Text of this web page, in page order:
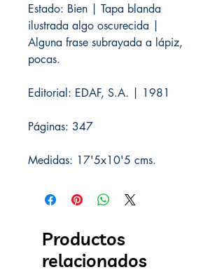
Estado: Bien | Tapa blanda
ilustrada algo oscurecida |
Alguna frase subrayada a lápiz,
pocas.
Editorial: EDAF, S.A. | 1981
Páginas: 347
Medidas: 17'5x10'5 cms.
Productos
relacionados